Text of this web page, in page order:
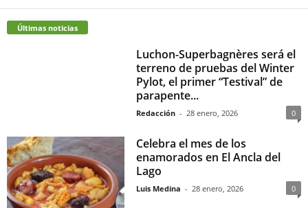
Últimas noticias
Luchon-Superbagnères será el
terreno de pruebas del Winter
Pylot, el primer “Testival” de
parapente...
Redacción - 28 enero, 2026 0
Celebra el mes de los
enamorados en El Ancla del
Lago
Luis Medina - 28 enero, 2026 0